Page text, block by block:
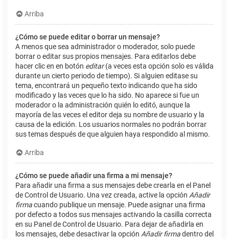
Arriba
¿Cómo se puede editar o borrar un mensaje?
A menos que sea administrador o moderador, solo puede
borrar o editar sus propios mensajes. Para editarlos debe
hacer clic en en botón editar(a veces esta opción solo es válida
durante un cierto periodo de tiempo). Si alguien editase su
tema, encontrará un pequeño texto indicando que ha sido
modificado y las veces que lo ha sido. No aparece si fue un
moderador o la administración quién lo editó, aunque la
mayoría de las veces el editor deja su nombre de usuario y la
causa de la edición. Los usuarios normales no podrán borrar
sus temas después de que alguien haya respondido al mismo.
Arriba
¿Cómo se puede añadir una firma a mi mensaje?
Para añadir una firma a sus mensajes debe crearla en el Panel
de Control de Usuario. Una vez creada, active la opción Añadir
firmacuando publique un mensaje. Puede asignar una firma
por defecto a todos sus mensajes activando la casilla correcta
en su Panel de Control de Usuario. Para dejar de añadirla en
los mensajes, debe desactivar la opción Añadir firmadentro del